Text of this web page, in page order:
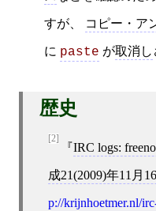
すが、 コピー・ア
に paste が取消し
歴史
[2]
IRC logs:
成21(2009)年11月
p://krijnhoetmer.nl/